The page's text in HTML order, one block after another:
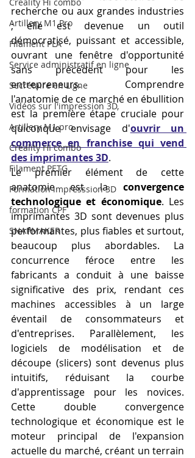
Artillery M1 Pro
Filament PLA
Service administratif en ligne
Secrétaire en Ligne
Vidéos sur l'impression 3D,
Artillery M1 pro
Creality HI combo
Filament PETG
Formation impresssion 3D
formation CPF
SNAPMAKER
recherche ou aux grandes industries
; elle est devenue un outil
démocratisé, puissant et accessible,
ouvrant une fenêtre d'opportunité
sans précédent pour les
entrepreneurs. Comprendre
l'anatomie de ce marché en ébullition
est la première étape cruciale pour
quiconque envisage d'ouvrir un
commerce en franchise qui vend
des imprimantes 3D.
Le premier élément de cette
anatomie est la convergence
technologique et économique. Les
imprimantes 3D sont devenues plus
performantes, plus fiables et surtout,
beaucoup plus abordables. La
concurrence féroce entre les
fabricants a conduit à une baisse
significative des prix, rendant ces
machines accessibles à un large
éventail de consommateurs et
d'entreprises. Parallèlement, les
logiciels de modélisation et de
découpe (slicers) sont devenus plus
intuitifs, réduisant la courbe
d'apprentissage pour les novices.
Cette double convergence
technologique et économique est le
moteur principal de l'expansion
actuelle du marché, créant un terrain